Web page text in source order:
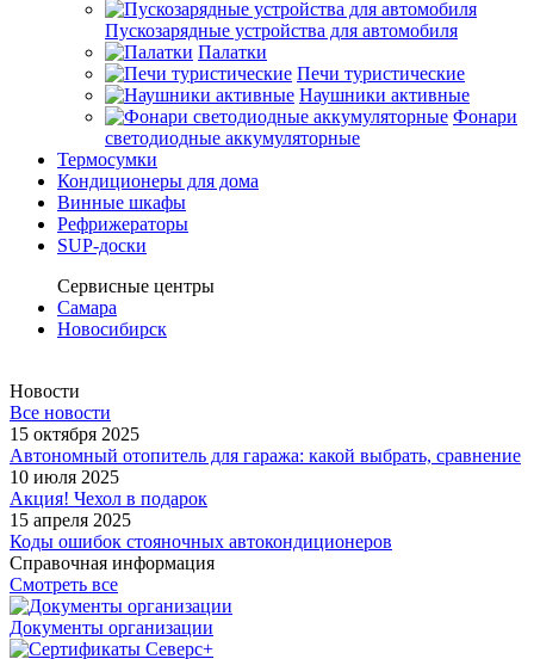
Пускозарядные устройства для автомобиля
Палатки
Печи туристические
Наушники активные
Фонари
светодиодные аккумуляторные
Термосумки
Кондиционеры для дома
Винные шкафы
Рефрижераторы
SUP-доски
Сервисные центры
Самара
Новосибирск
Новости
Все новости
15 октября 2025
Автономный отопитель для гаража: какой выбрать, сравнение
10 июля 2025
Акция! Чехол в подарок
15 апреля 2025
Коды ошибок стояночных автокондиционеров
Справочная информация
Смотреть все
Документы организации